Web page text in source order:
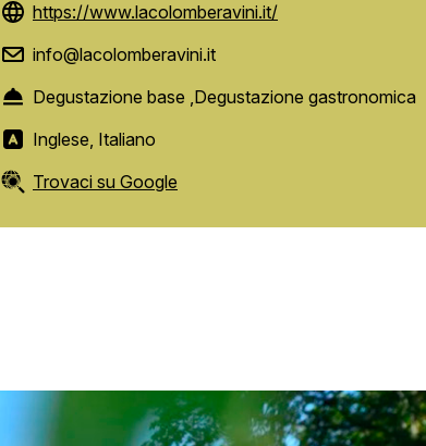
https://www.lacolomberavini.it/
info@lacolomberavini.it
Degustazione base ,Degustazione gastronomica
Inglese, Italiano
Trovaci su Google